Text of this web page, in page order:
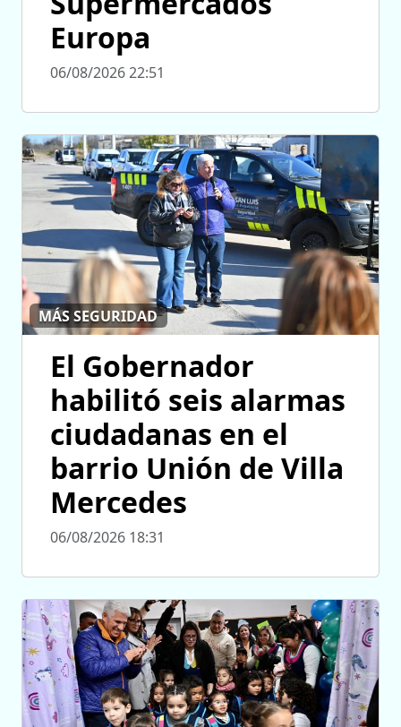
Europa
06/08/2026 22:51
MÁS SEGURIDAD
El Gobernador
habilitó seis alarmas
ciudadanas en el
barrio Unión de Villa
Mercedes
06/08/2026 18:31